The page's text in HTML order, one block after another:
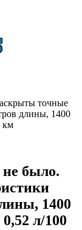
точные
длины, 1400
км
было.
1400
л/100